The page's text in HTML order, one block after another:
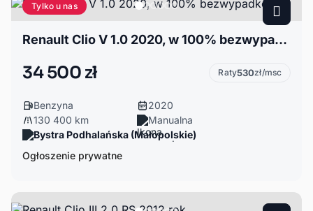
Tylko u nas
Renault Clio V 1.0 2020, w 100% bezwypadkowy
34 500 zł Raty530zł/msc
Benzyna
2020
130 400 km
Manualna
Bystra Podhalańska (Małopolskie)
Ogłoszenie prywatne